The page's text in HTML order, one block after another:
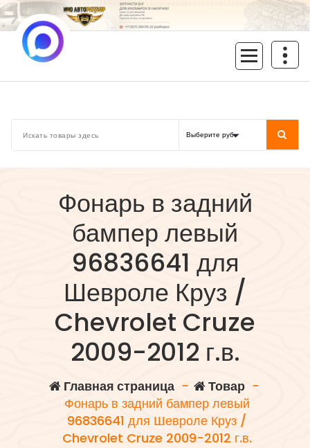
Перейти
к
содержимому
Фонарь в задний
бампер левый
96836641 для
Шевроле Круз /
Chevrolet Cruze
2009-2012 г.в.
Главная страница- Товар-
Фонарь в задний бампер левый
96836641 для Шевроле Круз /
Chevrolet Cruze 2009-2012 г.в.